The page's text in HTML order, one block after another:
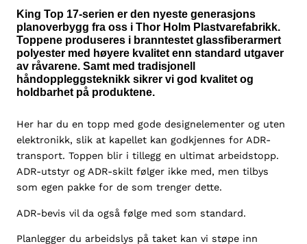
o
r
d
R
a
n
a
a
King Top 17-serien er den nyeste generasjons
planoverbygg fra oss i Thor Holm Plastvarefabrikk.
Toppene produseres i branntestet glassfiberarmert
polyester med høyere kvalitet enn standard utgaver
av råvarene. Samt med tradisjonell
håndoppleggsteknikk sikrer vi god kvalitet og
holdbarhet på produktene.
Her har du en topp med gode designelementer og uten
elektronikk, slik at kapellet kan godkjennes for ADR-
transport. Toppen blir i tillegg en ultimat arbeidstopp.
ADR-utstyr og ADR-skilt følger ikke med, men tilbys
som egen pakke for de som trenger dette.
ADR-bevis vil da også følge med som standard.
Planlegger du arbeidslys på taket kan vi støpe inn